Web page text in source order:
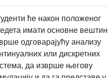
ће након положеног
имати основне
одговарајућу анализу
или дискретних
да изврше његову